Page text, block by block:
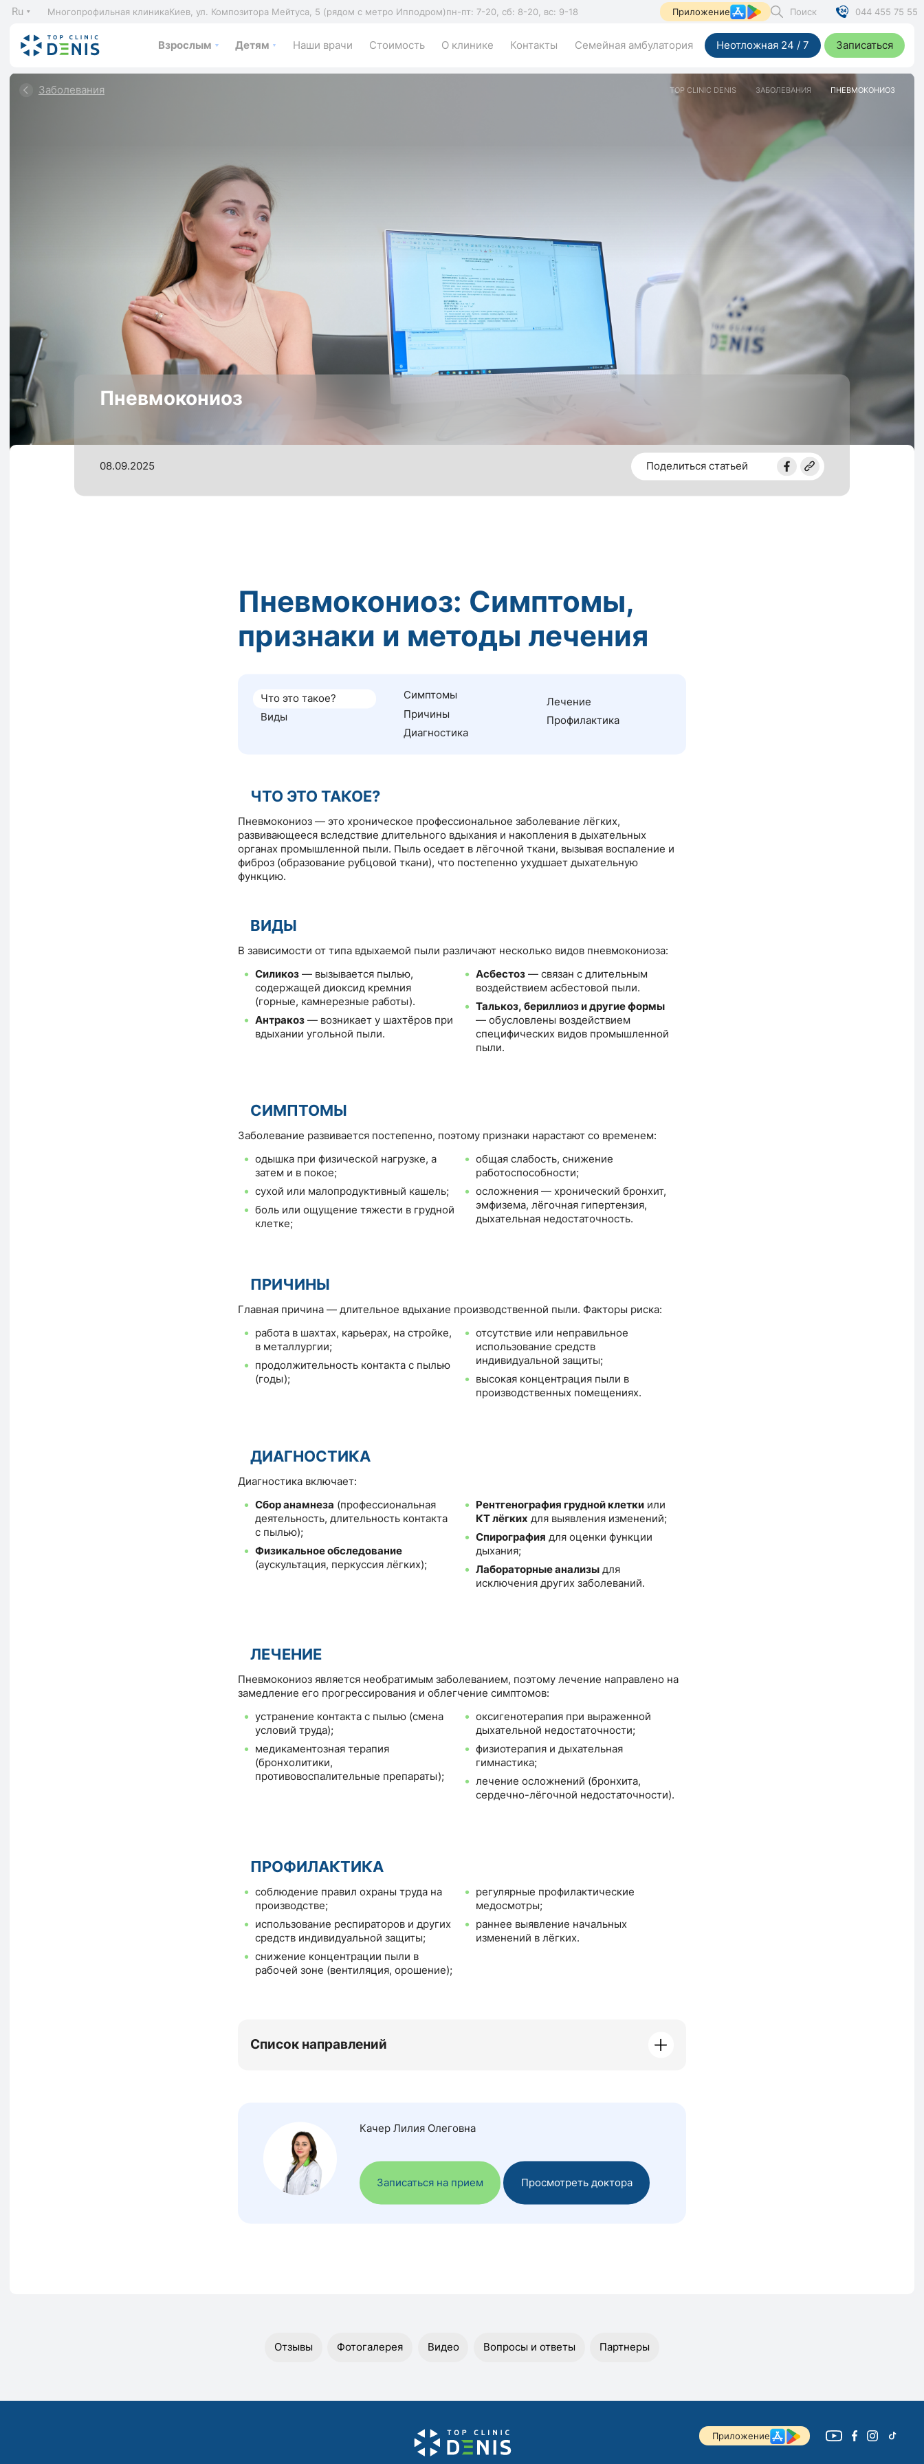
Ru Многопрофильная клиникаКиев, ул. Композитора Мейтуса, 5 (рядом с метро Ипподром)пн-пт: 7-20, сб: 8-20, вс: 9-18 Приложение Поиск 044 455 75 55
Взрослым Детям Наши врачи Стоимость О клинике Контакты Семейная амбулатория Неотложная 24 / 7 Записаться
Заболевания TOP CLINIC DENIS ЗАБОЛЕВАНИЯ ПНЕВМОКОНИОЗ
Пневмокониоз
08.09.2025 Поделиться статьей
Пневмокониоз: Симптомы,
признаки и методы лечения
Что это такое?
Виды
Симптомы
Причины
Диагностика
Лечение
Профилактика
ЧТО ЭТО ТАКОЕ?
Пневмокониоз — это хроническое профессиональное заболевание лёгких,
развивающееся вследствие длительного вдыхания и накопления в дыхательных
органах промышленной пыли. Пыль оседает в лёгочной ткани, вызывая воспаление и
фиброз (образование рубцовой ткани), что постепенно ухудшает дыхательную
функцию.
ВИДЫ
В зависимости от типа вдыхаемой пыли различают несколько видов пневмокониоза:
Силикоз— вызывается пылью,
содержащей диоксид кремния
(горные, камнерезные работы).
Антракоз— возникает у шахтёров при
вдыхании угольной пыли.
Асбестоз — связан с длительным
воздействием асбестовой пыли.
Талькоз, бериллиоз и другие формы
— обусловлены воздействием
специфических видов промышленной
пыли.
СИМПТОМЫ
Заболевание развивается постепенно, поэтому признаки нарастают со временем:
одышка при физической нагрузке, а
затем и в покое;
сухой или малопродуктивный кашель;
боль или ощущение тяжести в грудной
клетке;
общая слабость, снижение
работоспособности;
осложнения — хронический бронхит,
эмфизема, лёгочная гипертензия,
дыхательная недостаточность.
ПРИЧИНЫ
Главная причина — длительное вдыхание производственной пыли. Факторы риска:
работа в шахтах, карьерах, на стройке,
в металлургии;
продолжительность контакта с пылью
(годы);
отсутствие или неправильное
использование средств
индивидуальной защиты;
высокая концентрация пыли в
производственных помещениях.
ДИАГНОСТИКА
Диагностика включает:
Сбор анамнеза (профессиональная
деятельность, длительность контакта
с пылью);
Физикальное обследование
(аускультация, перкуссия лёгких);
Рентгенография грудной клетки или
КТ лёгких для выявления изменений;
Спирография для оценки функции
дыхания;
Лабораторные анализы для
исключения других заболеваний.
ЛЕЧЕНИЕ
Пневмокониоз является необратимым заболеванием, поэтому лечение направлено на
замедление его прогрессирования и облегчение симптомов:
устранение контакта с пылью (смена
условий труда);
медикаментозная терапия
(бронхолитики,
противовоспалительные препараты);
оксигенотерапия при выраженной
дыхательной недостаточности;
физиотерапия и дыхательная
гимнастика;
лечение осложнений (бронхита,
сердечно-лёгочной недостаточности).
ПРОФИЛАКТИКА
соблюдение правил охраны труда на
производстве;
использование респираторов и других
средств индивидуальной защиты;
снижение концентрации пыли в
рабочей зоне (вентиляция, орошение);
регулярные профилактические
медосмотры;
раннее выявление начальных
изменений в лёгких.
Список направлений
Качер Лилия Олеговна
Записаться на прием Просмотреть доктора
Отзывы Фотогалерея Видео Вопросы и ответы Партнеры
Приложение